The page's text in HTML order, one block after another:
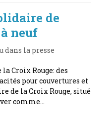
de
neuf
dans la presse
Croix Rouge: des
pour couvertures et
de la Croix Rouge, situé
comme…